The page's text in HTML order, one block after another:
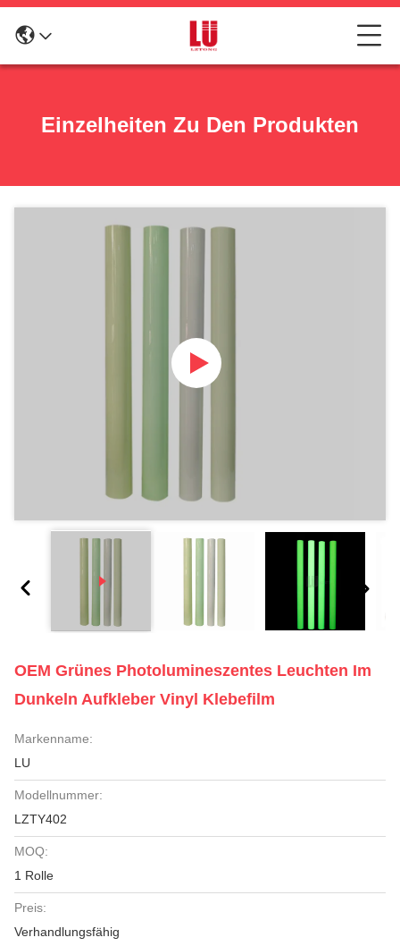
Einzelheiten Zu Den Produkten
OEM Grünes Photolumineszentes Leuchten Im
Dunkeln Aufkleber Vinyl Klebefilm
Markenname:
LU
Modellnummer:
LZTY402
MOQ:
1 Rolle
Preis:
Verhandlungsfähig